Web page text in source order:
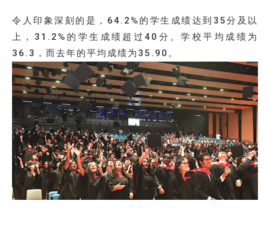
令人印象深刻的是，64.2%的学生成绩达到35分及以
上，31.2%的学生成绩超过40分。学校平均成绩为
36.3，而去年的平均成绩为35.90。